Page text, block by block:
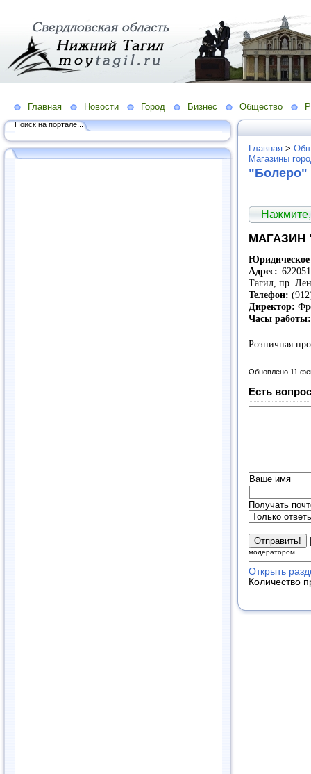
Главная Новости Город Бизнес Общество
Поиск на портале...
Главная >
Магазины
"Болеро"
МАГАЗИН
Юридическое
Адрес:
Тагил, пр.
Телефон:
Директор:
Часы работы:
Розничная
Обновлено 11
Есть
Ваше имя
Получать
модератором.
Открыть
Количество